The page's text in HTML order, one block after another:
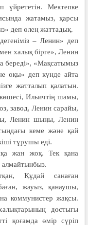
үйрететін. Мектепке
жатамыз, қарсы
деп өлең жаттадық.
– Ленин» деп
халық бірге», Ленин
береді», «Мақсатымыз
оқы» деп күнде айта
жатталып қалатын.
Ильичтің шамы,
завод, Ленин сарайы,
Ленин шыңы, Ленин
кеме және қай
тұрушы еді.
жан жоқ. Тек қана
Құдай санаған
жауыз, қанаушы,
коммунистер жақсы.
достығы
қоғамда өмір сүріп